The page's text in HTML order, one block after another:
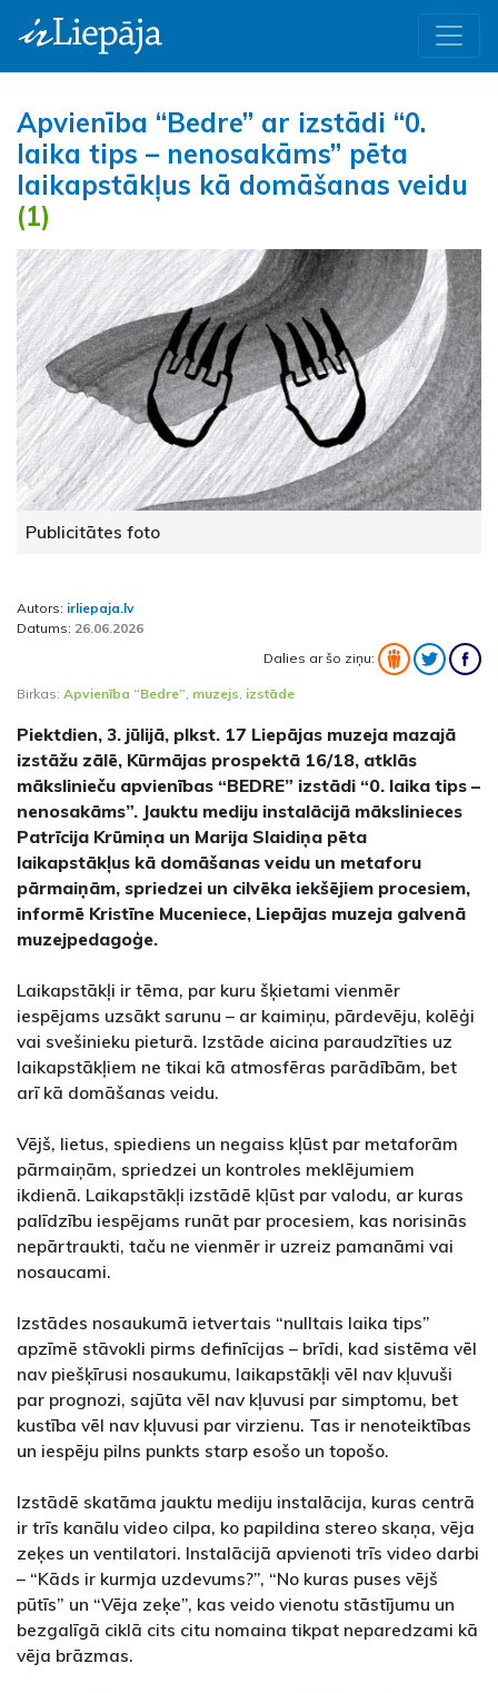
Apvienība “Bedre” ar izstādi “0.
laika tips – nenosakāms” pēta
laikapstākļus kā domāšanas veidu
(1)
Publicitātes foto
Autors: irliepaja.lv
Datums: 26.06.2026
Dalies ar šo ziņu:
Birkas: Apvienība “Bedre” muzejs izstāde
Piektdien, 3. jūlijā, plkst. 17 Liepājas muzeja mazajā
izstāžu zālē, Kūrmājas prospektā 16/18, atklās
mākslinieču apvienības “BEDRE” izstādi “0. laika tips –
nenosakāms”. Jauktu mediju instalācijā mākslinieces
Patrīcija Krūmiņa un Marija Slaidiņa pēta
laikapstākļus kā domāšanas veidu un metaforu
pārmaiņām, spriedzei un cilvēka iekšējiem procesiem,
informē Kristīne Muceniece, Liepājas muzeja galvenā
muzejpedagoģe.
Laikapstākļi ir tēma, par kuru šķietami vienmēr
iespējams uzsākt sarunu – ar kaimiņu, pārdevēju, kolēģi
vai svešinieku pieturā. Izstāde aicina paraudzīties uz
laikapstākļiem ne tikai kā atmosfēras parādībām, bet
arī kā domāšanas veidu.
Vējš, lietus, spiediens un negaiss kļūst par metaforām
pārmaiņām, spriedzei un kontroles meklējumiem
ikdienā. Laikapstākļi izstādē kļūst par valodu, ar kuras
palīdzību iespējams runāt par procesiem, kas norisinās
nepārtraukti, taču ne vienmēr ir uzreiz pamanāmi vai
nosaucami.
Izstādes nosaukumā ietvertais “nulltais laika tips”
apzīmē stāvokli pirms definīcijas – brīdi, kad sistēma vēl
nav piešķīrusi nosaukumu, laikapstākļi vēl nav kļuvuši
par prognozi, sajūta vēl nav kļuvusi par simptomu, bet
kustība vēl nav kļuvusi par virzienu. Tas ir nenoteiktības
un iespēju pilns punkts starp esošo un topošo.
Izstādē skatāma jauktu mediju instalācija, kuras centrā
ir trīs kanālu video cilpa, ko papildina stereo skaņa, vēja
zeķes un ventilatori. Instalācijā apvienoti trīs video darbi
– “Kāds ir kurmja uzdevums?”, “No kuras puses vējš
pūtīs” un “Vēja zeķe”, kas veido vienotu stāstījumu un
bezgalīgā ciklā cits citu nomaina tikpat neparedzami kā
vēja brāzmas.